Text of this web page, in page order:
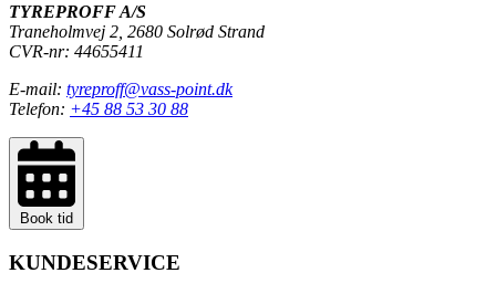
TYREPROFF A/S
Traneholmvej 2, 2680 Solrød Strand
CVR-nr: 44655411
E-mail: tyreproff@vass-point.dk
Telefon: +45 88 53 30 88
Book tid
KUNDESERVICE